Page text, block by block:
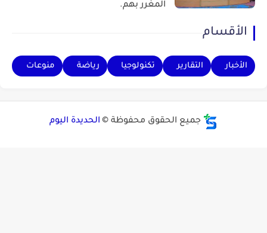
المغرر بهم.
الأقسام
الأخبار التقارير تكنولوجيا رياضة منوعات
جميع الحقوق محفوظة © الحديدة اليوم